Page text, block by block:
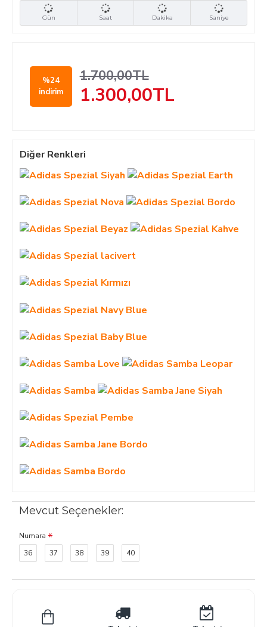
Gün Saat Dakika Saniye
%24
indirim
1.300,00TL
1.700,00TL
Diğer Renkleri
Mevcut Seçenekler:
Numara
36
37 38 39 40